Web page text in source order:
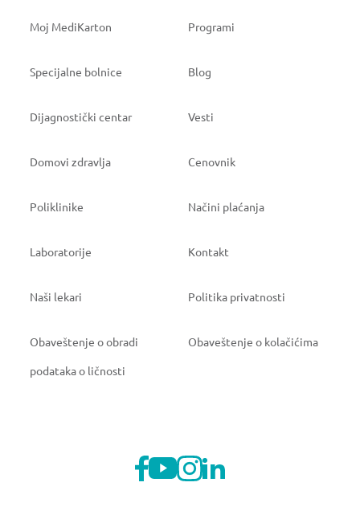
Moj MediKarton Programi
Specijalne bolnice Blog
Dijagnostički centar Vesti
Domovi zdravlja Cenovnik
Poliklinike Načini plaćanja
Laboratorije Kontakt
Naši lekari Politika privatnosti
Obaveštenje o obradi
podataka o ličnosti
Obaveštenje o kolačićima